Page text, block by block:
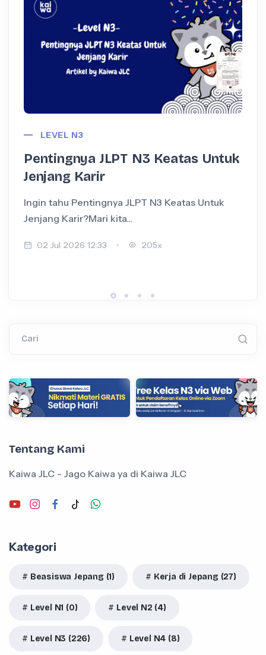
LEVEL N3
Pentingnya JLPT N3 Keatas Untuk
Jenjang Karir
Ingin tahu Pentingnya JLPT N3 Keatas Untuk
Jenjang Karir?Mari kita...
02 Jul 2026 12:33 205x
Cari
Tentang Kami
Kaiwa JLC - Jago Kaiwa ya di Kaiwa JLC
Kategori
Beasiswa Jepang (1) Kerja di Jepang (27)
Level N1 (0) Level N2 (4)
Level N3 (226) Level N4 (8)